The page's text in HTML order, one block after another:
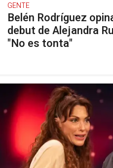
GENTE
Belén Rodríguez
debut de Alejandra
"No es tonta"